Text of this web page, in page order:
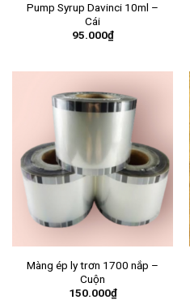
Pump Syrup Davinci 10ml –
Cái
95.000₫
Màng ép ly trơn 1700 nắp –
Cuộn
150.000₫